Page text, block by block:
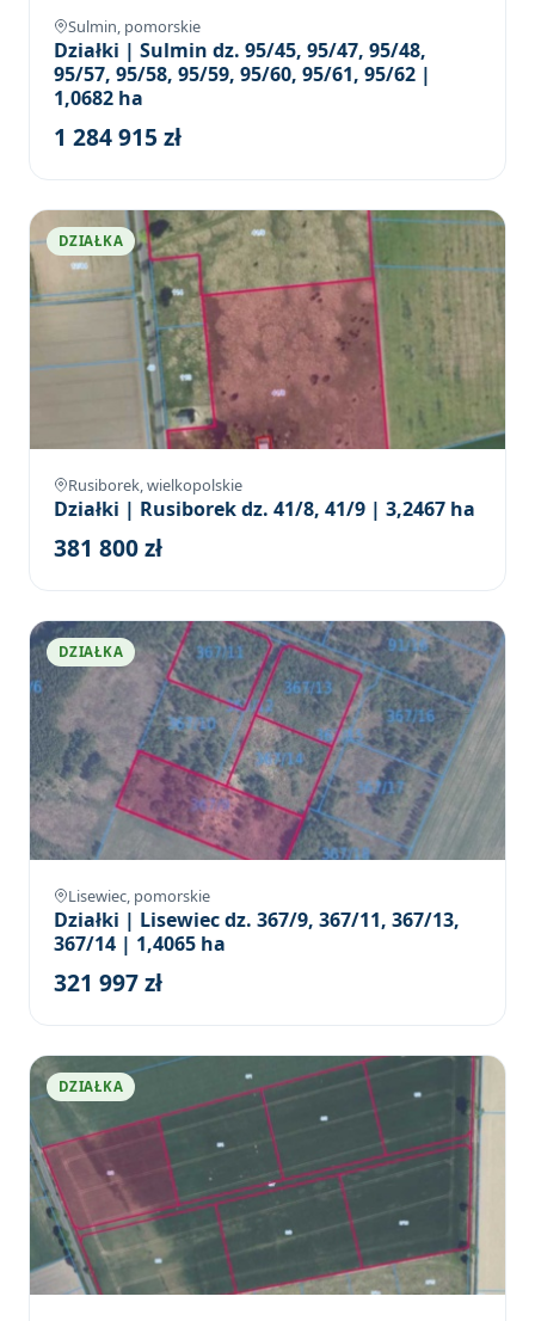
Sulmin, pomorskie
Działki | Sulmin dz. 95/45, 95/47, 95/48,
95/57, 95/58, 95/59, 95/60, 95/61, 95/62 |
1,0682 ha
1 284 915 zł
DZIAŁKA
Rusiborek, wielkopolskie
Działki | Rusiborek dz. 41/8, 41/9 | 3,2467 ha
381 800 zł
DZIAŁKA
Lisewiec, pomorskie
Działki | Lisewiec dz. 367/9, 367/11, 367/13,
367/14 | 1,4065 ha
321 997 zł
DZIAŁKA